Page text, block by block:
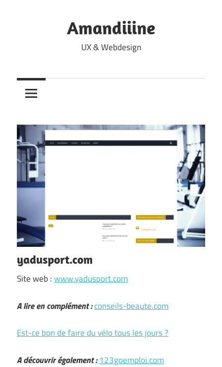
Amandiiine
UX & Webdesign
yadusport.com
Site web :www.yadusport.com
A lire en complément :conseils-beaute.com
Est-ce bon de faire du vélo tous les jours ?
A découvrir également : 123goemploi.com